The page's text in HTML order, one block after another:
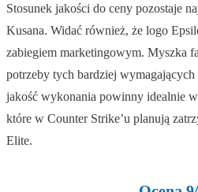
Stosunek jakości do ceny pozostaje
Kusana. Widać również, że logo
zabiegiem marketingowym. Myszka
potrzeby tych bardziej
jakość wykonania powinny idealnie
które w Counter Strike’u planują
Elite.